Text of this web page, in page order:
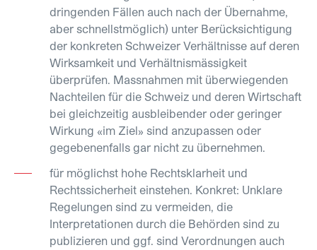
dringenden Fällen auch nach der Übernahme,
aber schnellstmöglich) unter Berücksichtigung
der konkreten Schweizer Verhältnisse auf deren
Wirksamkeit und Verhältnismässigkeit
überprüfen. Massnahmen mit überwiegenden
Nachteilen für die Schweiz und deren Wirtschaft
bei gleichzeitig ausbleibender oder geringer
Wirkung «im Ziel» sind anzupassen oder
gegebenenfalls gar nicht zu übernehmen.
für möglichst hohe Rechtsklarheit und
Rechtssicherheit einstehen. Konkret: Unklare
Regelungen sind zu vermeiden, die
Interpretationen durch die Behörden sind zu
publizieren und ggf. sind Verordnungen auch